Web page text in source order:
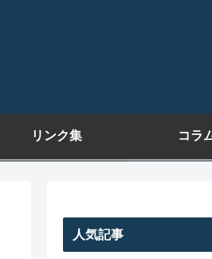
リンク集 コラ
人気記事